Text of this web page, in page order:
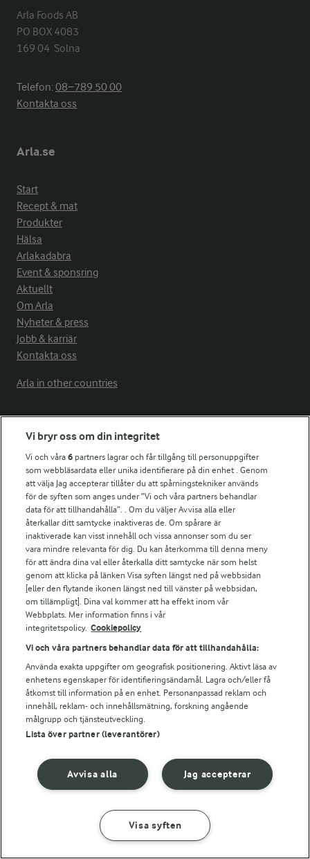
GÖR SÅ HÄR INGREDIENSER
Arla Foods AB
PO BOX 4083
169 04  Solna
Telefon:08−789 50 00
Kontakta oss
Arla.se
Start
Recept & mat
Produkter
Hälsa
Arlakadabra
Event & sponsring
Aktuellt
Om Arla
Nyheter & press
Jobb & karriär
Kontakta oss
Arla in other countries
Fler Arlasajter
För ägare
Arlas kundportal
Arla.com
Falbygdens Ost
Arla webbshop
Bildbank
Följ oss
© 2026 Arla Foods
Integritetspolicy
Vi bryr oss om din integritet
Vi och våra6 partners lagrar och får tillgång till personuppgifter
som webbläsardata eller unika identifierare på din enhet . Genom
att välja Jag accepterar tillåter du att spårningstekniker används
för de syften som anges under ”Vi och våra partners behandlar
data för att tillhandahålla”. . Om du väljer Avvisa alla eller
återkallar ditt samtycke inaktiveras de. Om spårare är
inaktiverade kan visst innehåll och vissa annonser som du ser
vara mindre relevanta för dig. Du kan återkomma till denna meny
för att ändra dina val eller återkalla ditt samtycke när som helst
genom att klicka på länken Visa syften längst ned på webbsidan
[eller den flytande ikonen längst ned till vänster på webbsidan,
om tillämpligt]. Dina val kommer att ha effekt inom vår
Webbplats. Mer information finns i vår
integritetspolicy. Cookiepolicy
Vi och våra partners behandlar data för att tillhandahålla:
Använda exakta uppgifter om geografisk positionering. Aktivt läsa av
enhetens egenskaper för identifieringsändamål. Lagra och/eller få
åtkomst till information på en enhet. Personanpassad reklam och
innehåll, reklam- och innehållsmätning, forskning angående
målgrupp och tjänsteutveckling.
Lista över partner (leverantörer)
Jag accepterar
Avvisa alla
Visa syften